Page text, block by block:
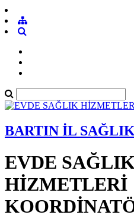
BARTIN İL
EVDE
HİZMETLERİ